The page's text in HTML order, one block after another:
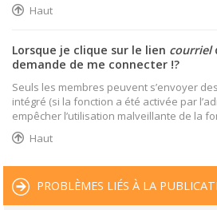
Haut
Lorsque je clique sur le lien courriel
demande de me connecter !?
Seuls les membres peuvent s’envoyer
intégré (si la fonction a été activée par
empêcher l’utilisation malveillante de la
Haut
PROBLÈMES LIÉS À LA